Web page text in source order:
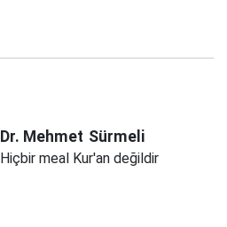
Dr. Mehmet Sürmeli
Hiçbir meal Kur'an değildir